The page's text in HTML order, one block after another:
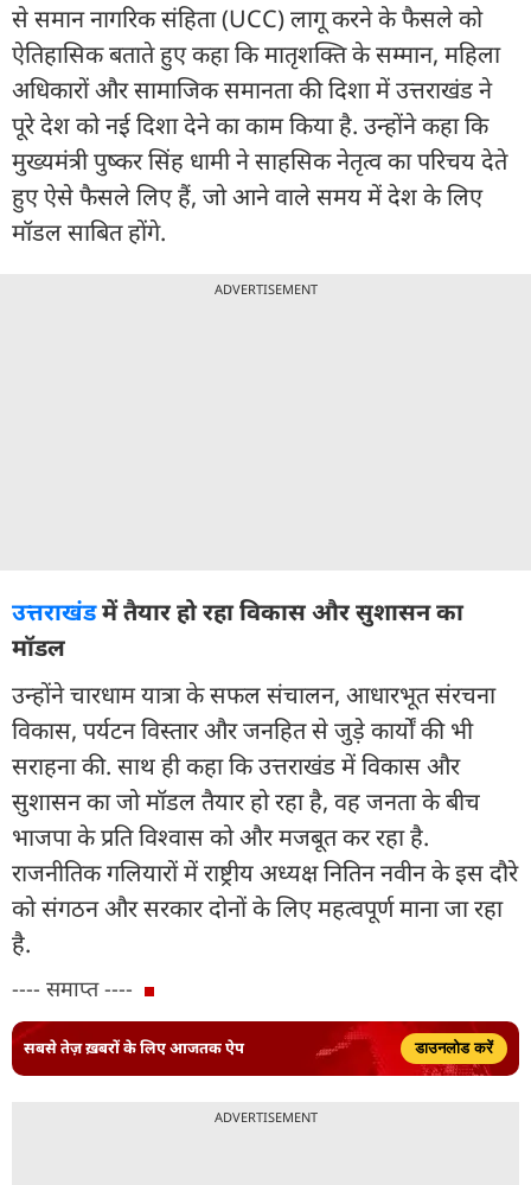
से समान नागरिक संहिता (UCC) लागू करने के फैसले को
ऐतिहासिक बताते हुए कहा कि मातृशक्ति के सम्मान, महिला
अधिकारों और सामाजिक समानता की दिशा में उत्तराखंड ने
पूरे देश को नई दिशा देने का काम किया है. उन्होंने कहा कि
मुख्यमंत्री पुष्कर सिंह धामी ने साहसिक नेतृत्व का परिचय देते
हुए ऐसे फैसले लिए हैं, जो आने वाले समय में देश के लिए
मॉडल साबित होंगे.
ADVERTISEMENT
उत्तराखंडमें तैयार हो रहा विकास और सुशासन का
मॉडल
उन्होंने चारधाम यात्रा के सफल संचालन, आधारभूत संरचना
विकास, पर्यटन विस्तार और जनहित से जुड़े कार्यों की भी
सराहना की. साथ ही कहा कि उत्तराखंड में विकास और
सुशासन का जो मॉडल तैयार हो रहा है, वह जनता के बीच
भाजपा के प्रति विश्वास को और मजबूत कर रहा है.
राजनीतिक गलियारों में राष्ट्रीय अध्यक्ष नितिन नवीन के इस दौरे
को संगठन और सरकार दोनों के लिए महत्वपूर्ण माना जा रहा
है.
---- समाप्त ----
सबसे तेज़ ख़बरों के लिए आजतक ऐप डाउनलोड करें
ADVERTISEMENT